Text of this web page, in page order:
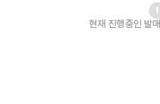
현재 진행중인 발매